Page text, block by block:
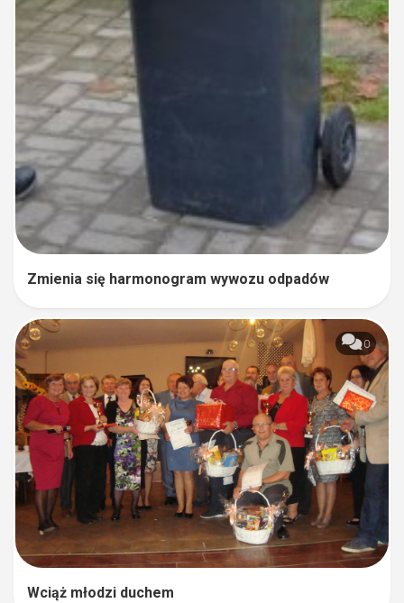
Zmienia się harmonogram wywozu odpadów
0
Wciąż młodzi duchem